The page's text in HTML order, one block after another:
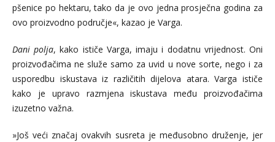
pšenice po hektaru, tako da je ovo jedna prosječna godina za
ovo proizvodno područje«, kazao je Varga.
Dani polja, kako ističe Varga, imaju i dodatnu vrijednost. Oni
proizvođačima ne služe samo za uvid u nove sorte, nego i za
usporedbu iskustava iz različitih dijelova atara. Varga ističe
kako je upravo razmjena iskustava među proizvođačima
izuzetno važna.
»Još veći značaj ovakvih susreta je međusobno druženje, jer